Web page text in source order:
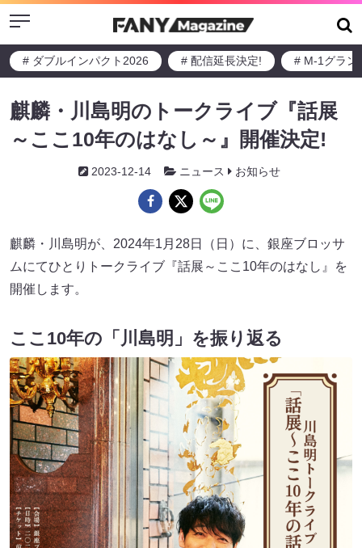
Menu
# ダブルインパクト2026 # 配信延長決定! # M-1グラン
麒麟・川島明のトークライブ『話展
～ここ10年のはなし～』開催決定!
2023-12-14 ニュース お知らせ
麒麟・川島明が、2024年1月28日（日）に、銀座ブロッサ
ムにてひとりトークライブ『話展～ここ10年のはなし』を
開催します。
ここ10年の「川島明」を振り返る